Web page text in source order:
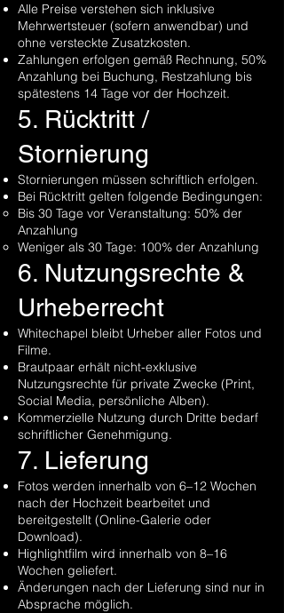
Alle Preise verstehen sich inklusive
Mehrwertsteuer (sofern anwendbar) und
ohne versteckte Zusatzkosten.
Zahlungen erfolgen gemäß Rechnung, 50%
Anzahlung bei Buchung, Restzahlung bis
spätestens 14 Tage vor der Hochzeit.
5. Rücktritt /
Stornierung
Stornierungen müssen schriftlich erfolgen.
Bei Rücktritt gelten folgende Bedingungen:
Bis 30 Tage vor Veranstaltung: 50% der
Anzahlung
Weniger als 30 Tage: 100% der Anzahlung
6. Nutzungsrechte &
Urheberrecht
Whitechapel bleibt Urheber aller Fotos und
Filme.
Brautpaar erhält nicht-exklusive
Nutzungsrechte für private Zwecke (Print,
Social Media, persönliche Alben).
Kommerzielle Nutzung durch Dritte bedarf
schriftlicher Genehmigung.
7. Lieferung
Fotos werden innerhalb von 6–12 Wochen
nach der Hochzeit bearbeitet und
bereitgestellt (Online-Galerie oder
Download).
Highlightfilm wird innerhalb von 8–16
Wochen geliefert.
Änderungen nach der Lieferung sind nur in
Absprache möglich.